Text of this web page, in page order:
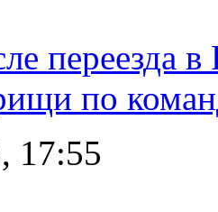
переезда
по
17:55